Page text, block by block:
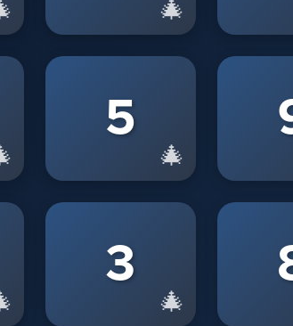
🎄
5
🎄
3
🎄